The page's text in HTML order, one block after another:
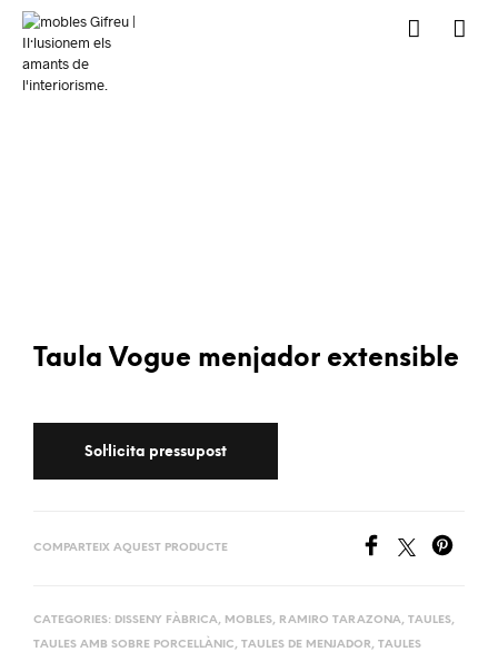
Taula Vogue menjador extensible
COMPARTEIX AQUEST PRODUCTE
CATEGORIES: DISSENY FÀBRICA, MOBLES, RAMIRO TARAZONA, TAULES,
TAULES AMB SOBRE PORCELLÀNIC, TAULES DE MENJADOR, TAULES